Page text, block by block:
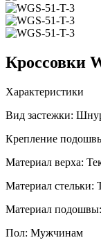
Кроссовки
Характеристики
Вид застежки:
Крепление
Материал верха:
Материал стельки:
Материал подошвы:
Пол: Мужчинам